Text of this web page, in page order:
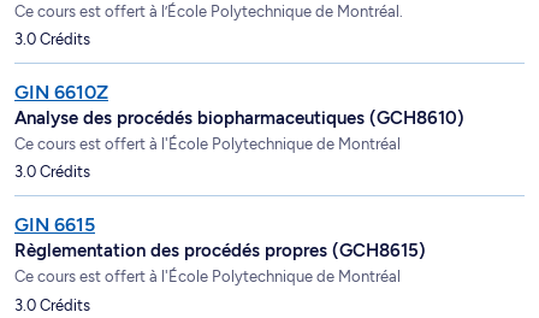
Ce cours est offert à l’École Polytechnique de Montréal.
3.0 Crédits
GIN 6610Z
Analyse des procédés biopharmaceutiques (GCH8610)
Ce cours est offert à l'École Polytechnique de Montréal
3.0 Crédits
GIN 6615
Règlementation des procédés propres (GCH8615)
Ce cours est offert à l'École Polytechnique de Montréal
3.0 Crédits